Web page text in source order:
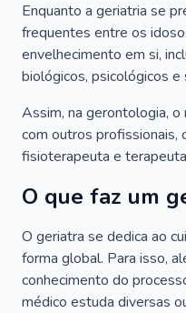
Enquanto a geriatria se
frequentes entre os
envelhecimento em si,
biológicos, psicológicos e
Assim, na gerontologia,
com outros profissionais,
fisioterapeuta e
O que faz um
O geriatra se dedica ao
forma global. Para isso,
conhecimento do
médico estuda diversas